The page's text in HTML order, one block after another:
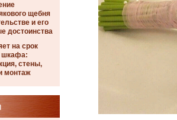
щебня
и его
достоинства
на срок
стены,
монтаж